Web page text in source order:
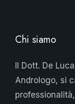
Chi siamo
Il Dott. De
Andrologo, si